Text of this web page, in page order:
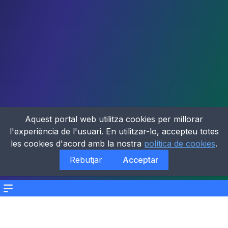
Menu
Aquest portal web utilitza cookies per millorar
l'experiència de l'usuari. En utilitzar-lo, accepteu totes
les cookies d'acord amb la nostra política de cookies.
Rebutjar
Acceptar